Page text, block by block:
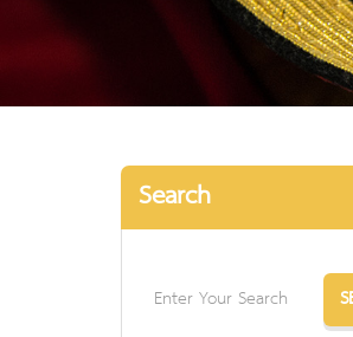
Search